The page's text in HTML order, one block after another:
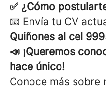
✅ ¿Cómo
📧 Envía tu CV
Quiñones al cel
📣 ¡Queremos
hace único!
Conoce más sobre